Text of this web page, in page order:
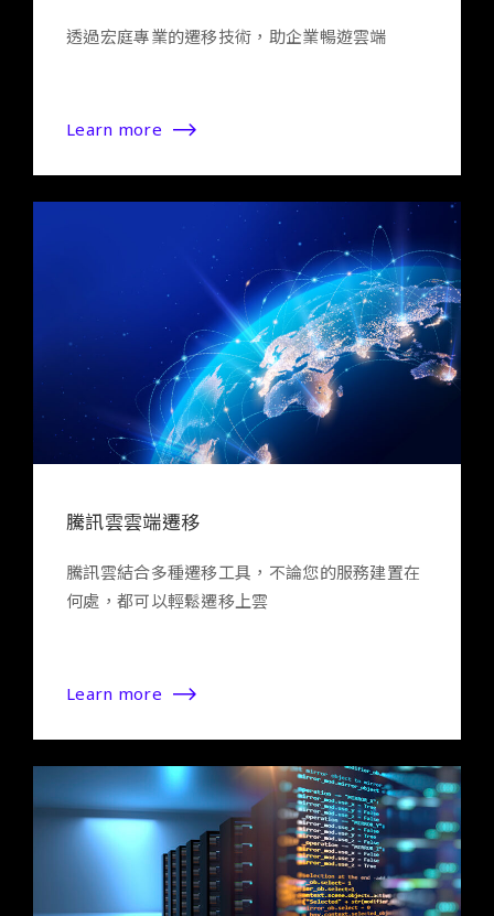
透過宏庭專業的遷移技術，助企業暢遊雲端
Learn more
騰訊雲雲端遷移
騰訊雲結合多種遷移工具，不論您的服務建置在
何處，都可以輕鬆遷移上雲
Learn more